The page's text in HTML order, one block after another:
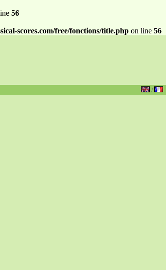
56
scores.com/free/fonctions/title.php on line 56
/